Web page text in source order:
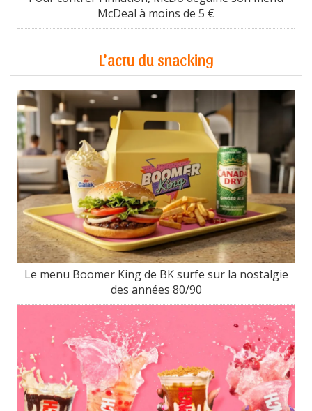
McDeal à moins de 5 €
L'actu du snacking
Le menu Boomer King de BK surfe sur la nostalgie
des années 80/90